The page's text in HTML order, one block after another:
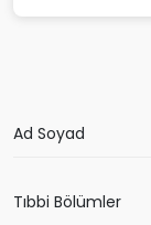
Ad Soyad
Tıbbi Bölümler